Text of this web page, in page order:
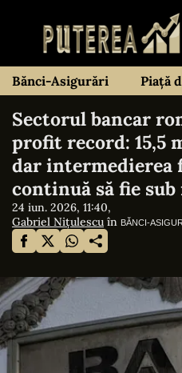
Bănci-Asigurări Piață
Sectorul bancar
profit record: 15,5
dar intermedierea
continuă să fie sub
24 iun. 2026, 11:40,
Gabriel Nițulescu în BĂNCI-